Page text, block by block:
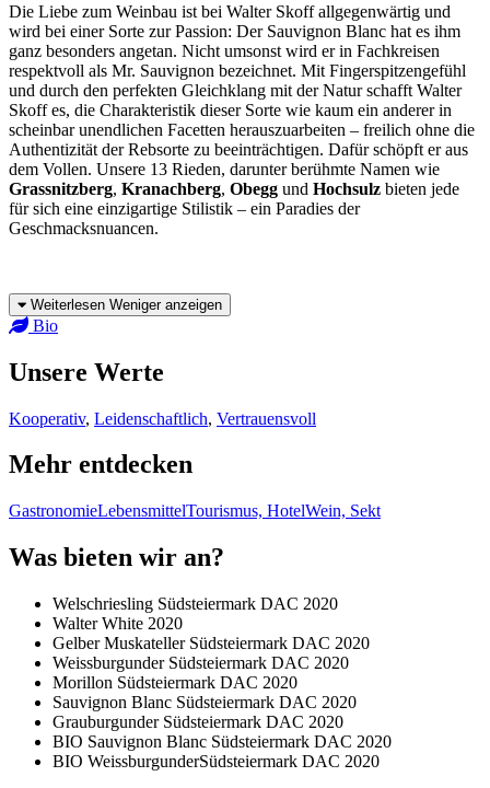
Die Liebe zum Weinbau ist bei Walter Skoff allgegenwärtig und
wird bei einer Sorte zur Passion: Der Sauvignon Blanc hat es ihm
ganz besonders angetan. Nicht umsonst wird er in Fachkreisen
respektvoll als Mr. Sauvignon bezeichnet. Mit Fingerspitzengefühl
und durch den perfekten Gleichklang mit der Natur schafft Walter
Skoff es, die Charakteristik dieser Sorte wie kaum ein anderer in
scheinbar unendlichen Facetten herauszuarbeiten – freilich ohne die
Authentizität der Rebsorte zu beeinträchtigen. Dafür schöpft er aus
dem Vollen. Unsere 13 Rieden, darunter berühmte Namen wie
Grassnitzberg, Kranachberg, Obegg und Hochsulz bieten jede
für sich eine einzigartige Stilistik – ein Paradies der
Geschmacksnuancen.
Weiterlesen Weniger anzeigen
Bio
Unsere Werte
Kooperativ, Leidenschaftlich, Vertrauensvoll
Mehr entdecken
GastronomieLebensmittelTourismus, HotelWein, Sekt
Was bieten wir an?
Welschriesling Südsteiermark DAC 2020
Walter White 2020
Gelber Muskateller Südsteiermark DAC 2020
Weissburgunder Südsteiermark DAC 2020
Morillon Südsteiermark DAC 2020
Sauvignon Blanc Südsteiermark DAC 2020
Grauburgunder Südsteiermark DAC 2020
BIO Sauvignon Blanc Südsteiermark DAC 2020
BIO WeissburgunderSüdsteiermark DAC 2020